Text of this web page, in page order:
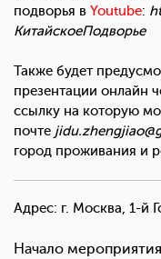
подворья в Youtube:
КитайскоеПодворье
Также будет
презентации онлайн
ссылку на которую
почте
город проживания и
Адрес: г. Москва, 1-й
Начало